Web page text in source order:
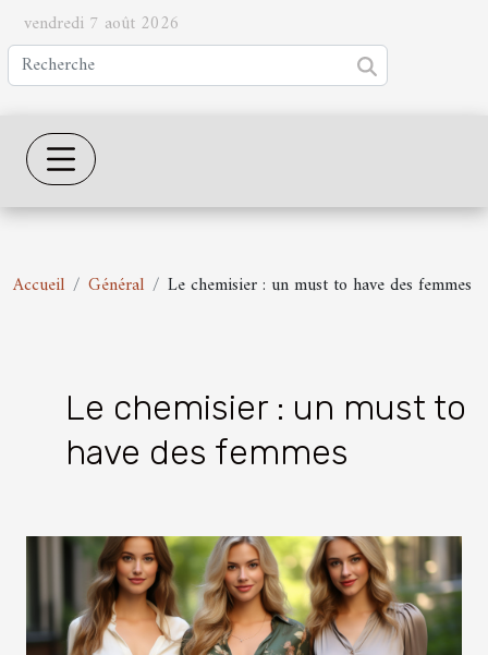
vendredi 7 août 2026
Accueil Général Le chemisier : un must to have des femmes
Le chemisier : un must to
have des femmes